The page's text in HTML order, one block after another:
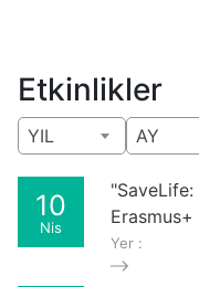
Etkinlikler
YIL AY
10
Nis
Erasmus+
Yer :